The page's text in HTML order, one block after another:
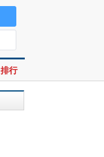
排行